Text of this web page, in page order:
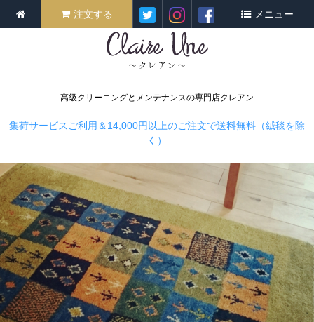
高級クリーニングとメンテナンスの専門店クレアン
注文する メニュー
集荷サービスご利用＆14,000円以上のご注文で送料無料（絨毯を除
く）